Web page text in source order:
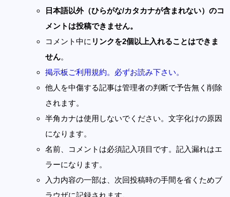
日本語以外（ひらがな/カタカナが含まれない）のコ
メントは投稿できません。
コメント中に リンクを2個以上入れることはできま
せん。
掲示板ご利用規約。必ずお読み下さい。
他人を中傷する記事は管理者の判断で予告無く削除
されます。
半角カナは使用しないでください。文字化けの原因
になります。
名前、コメントは必須記入項目です。記入漏れはエ
ラーになります。
入力内容の一部は、次回投稿時の手間を省くためブ
ラウザに記録されます。